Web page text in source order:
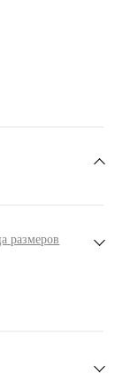
размеров